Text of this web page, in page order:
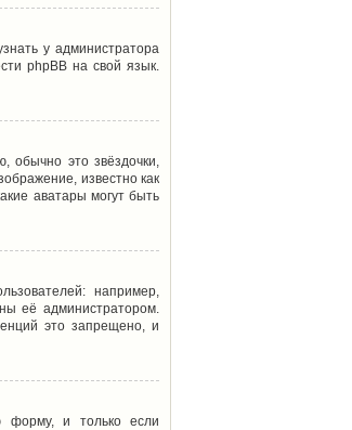
у администратора
phpBB на свой язык.
обычно это звёздочки,
известно как
аватары могут быть
например,
её администратором.
это запрещено, и
форму, и только если